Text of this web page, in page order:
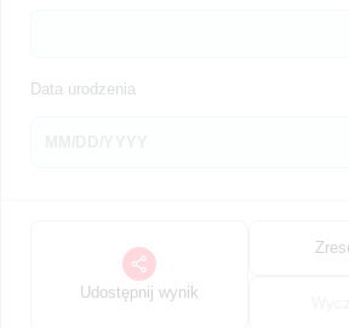
Data urodzenia
Udostępnij wynik